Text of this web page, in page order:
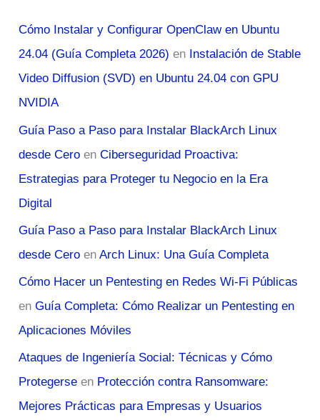
Cómo Instalar y Configurar OpenClaw en Ubuntu
24.04 (Guía Completa 2026) en Instalación de Stable
Video Diffusion (SVD) en Ubuntu 24.04 con GPU
NVIDIA
Guía Paso a Paso para Instalar BlackArch Linux
desde Cero enCiberseguridad Proactiva:
Estrategias para Proteger tu Negocio en la Era
Digital
Guía Paso a Paso para Instalar BlackArch Linux
desde Cero enArch Linux: Una Guía Completa
Cómo Hacer un Pentesting en Redes Wi-Fi Públicas
enGuía Completa: Cómo Realizar un Pentesting en
Aplicaciones Móviles
Ataques de Ingeniería Social: Técnicas y Cómo
Protegerse en Protección contra Ransomware:
Mejores Prácticas para Empresas y Usuarios